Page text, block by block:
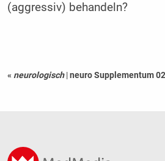
(aggressiv) behandeln?
« neurologisch |neuro Supplementum